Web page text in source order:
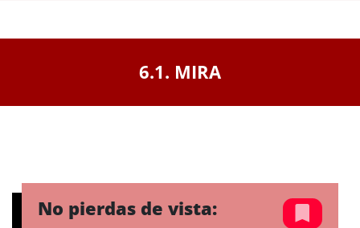
6.1. MIRA
No pierdas de vista: